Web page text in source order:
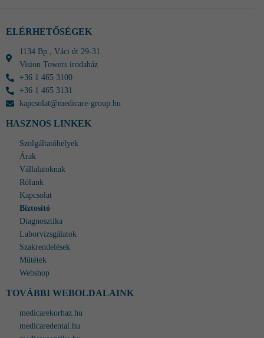
ELÉRHETŐSÉGEK
1134 Bp., Váci út 29-31.
Vision Towers irodaház
+36 1 465 3100
+36 1 465 3131
kapcsolat@medicare-group.hu
HASZNOS LINKEK
Szolgáltatóhelyek
Árak
Vállalatoknak
Rólunk
Kapcsolat
Biztosító
Diagnosztika
Laborvizsgálatok
Szakrendelések
Műtétek
Webshop
TOVÁBBI WEBOLDALAINK
medicarekorhaz.hu
medicaredental.hu